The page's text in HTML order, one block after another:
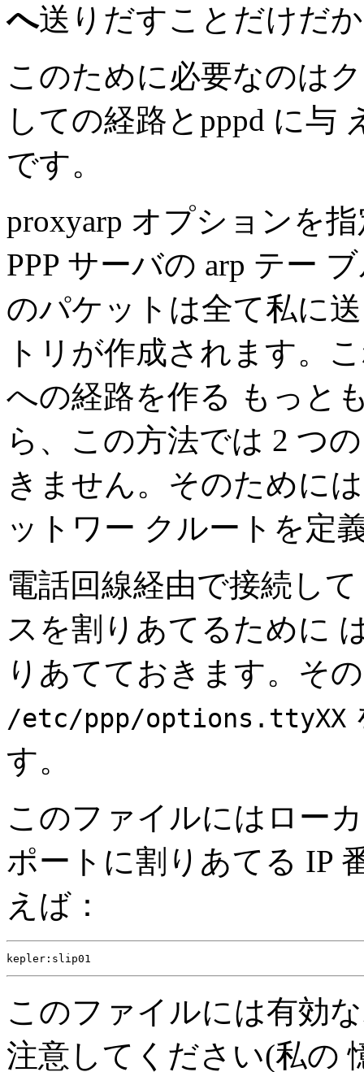
へ送りだすことだけだ
このために必要なのは
しての経路とpppd に与
です。
proxyarp オプションを
PPP サーバの arp テー
のパケットは全て私に
トリが作成されます。
への経路を作る もっと
ら、この方法では 2 つ
きません。そのために
ットワー クルートを定
電話回線経由で接続し
スを割りあてるために
りあてておきます。そ
/etc/ppp/options.ttyXX
す。
このファイルにはロー
ポートに割りあてる IP
えば：
このファイルには有効
注意してください(私の